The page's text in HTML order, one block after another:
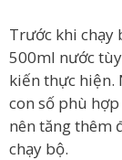
Trước khi chạy
500ml nước
kiến thực hiện.
con số phù
nên tăng thêm
chạy bộ.